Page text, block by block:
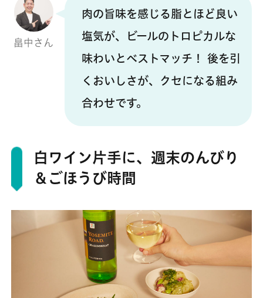
畠中さん
肉の旨味を感じる脂とほど良い
塩気が、ビールのトロピカルな
味わいとベストマッチ！ 後を引
くおいしさが、クセになる組み
合わせです。
白ワイン片手に、週末のんびり
＆ごほうび時間